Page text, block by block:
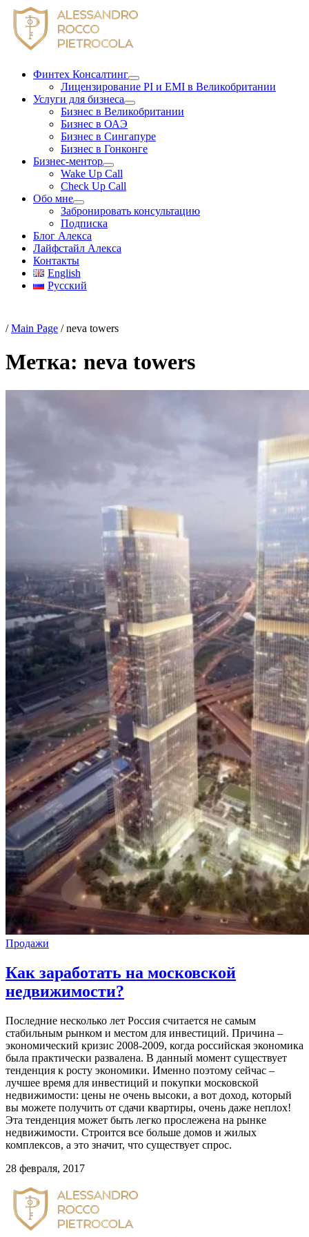
Skip
content
Финтех Консалтинг
Лицензирование PI и EMI в Великобритании
Услуги для бизнеса
Бизнес в Великобритании
Бизнес в ОАЭ
Бизнес в Сингапуре
Бизнес в Гонконге
Бизнес-ментор
Wake Up Call
Check Up Call
Обо мне
Забронировать консультацию
Подписка
Блог Алекса
Лайфстайл Алекса
Контакты
English
Русский
/Main Page /neva towers
Метка: neva towers
Продажи
Как заработать на московской
недвижимости?
Последние несколько лет Россия считается не самым
стабильным рынком и местом для инвестиций. Причина –
экономический кризис 2008-2009, когда российская экономика
была практически развалена. В данный момент существует
тенденция к росту экономики. Именно поэтому сейчас –
лучшее время для инвестиций и покупки московской
недвижимости: цены не очень высоки, а вот доход, который
вы можете получить от сдачи квартиры, очень даже неплох!
Эта тенденция может быть легко прослежена на рынке
недвижимости. Строится все больше домов и жилых
комплексов, а это значит, что существует спрос.
28 февраля, 2017